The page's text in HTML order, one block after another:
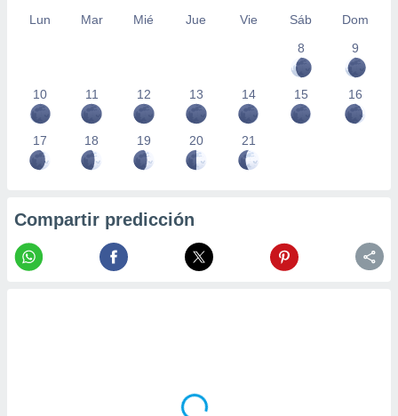
Lun Mar Mié Jue Vie Sáb
Dom
8
9
10 11 12 13 14 15 16
17 18 19 20 21
Compartir predicción